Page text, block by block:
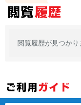
閲覧履歴が見つかり